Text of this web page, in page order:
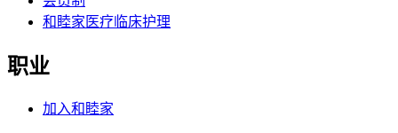
和睦家医疗临床护理
职业
加入和睦家